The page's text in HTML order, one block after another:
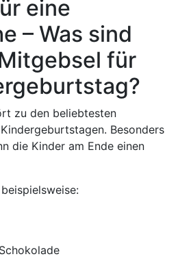
eine
– Was sind
für
zu den beliebtesten
Besonders
die Kinder am Ende einen